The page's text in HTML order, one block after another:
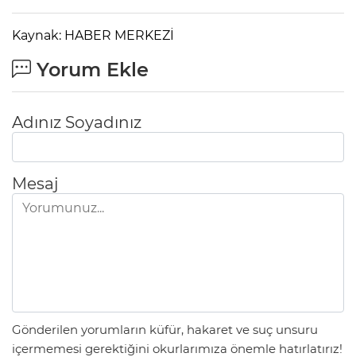
Kaynak: HABER MERKEZİ
Yorum Ekle
Adınız Soyadınız
Mesaj
Gönderilen yorumların küfür, hakaret ve suç unsuru
içermemesi gerektiğini okurlarımıza önemle hatırlatırız!